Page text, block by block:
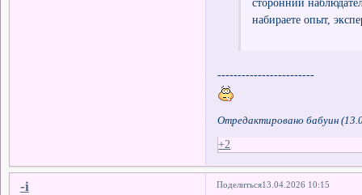
набираете опыт,
------------------------
Отредактировано бабуин
+2
Поделиться13.04.2026 10:15
-i